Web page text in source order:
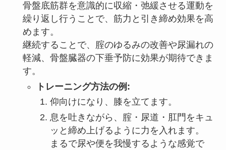
骨盤底筋群を意識的に収縮・弛緩させる運動を
繰り返し行うことで、筋力と引き締め効果を高
めます。
継続することで、腟のゆるみの改善や尿漏れの
軽減、骨盤臓器の下垂予防に効果が期待できま
す。
トレーニング方法の例:
仰向けになり、膝を立てます。
息を吐きながら、腟・尿道・肛門をキュ
ッと締め上げるように力を入れます。
まるで尿や便を我慢するような感覚で